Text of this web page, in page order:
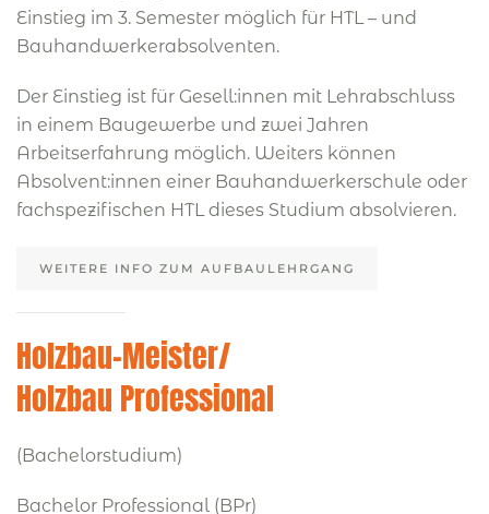
Einstieg im 3. Semester möglich für HTL – und
Bauhandwerkerabsolventen.
Der Einstieg ist für Gesell:innen mit Lehrabschluss
in einem Baugewerbe und zwei Jahren
Arbeitserfahrung möglich. Weiters können
Absolvent:innen einer Bauhandwerkerschule oder
fachspezifischen HTL dieses Studium absolvieren.
WEITERE INFO ZUM AUFBAULEHRGANG
Holzbau-Meister/
Holzbau Professional
(Bachelorstudium)
Bachelor Professional (BPr)